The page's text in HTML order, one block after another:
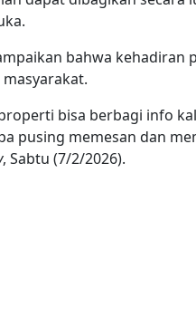
bahwa
bisa berbagi info
pusing memesan dan
, Sabtu (7/2/2026).